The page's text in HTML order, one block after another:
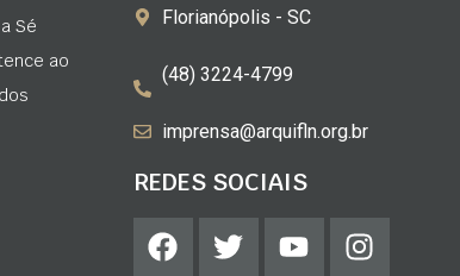
Sé
ao
Florianópolis - SC
(48) 3224-4799
imprensa@arquifln.org.br
REDES SOCIAIS